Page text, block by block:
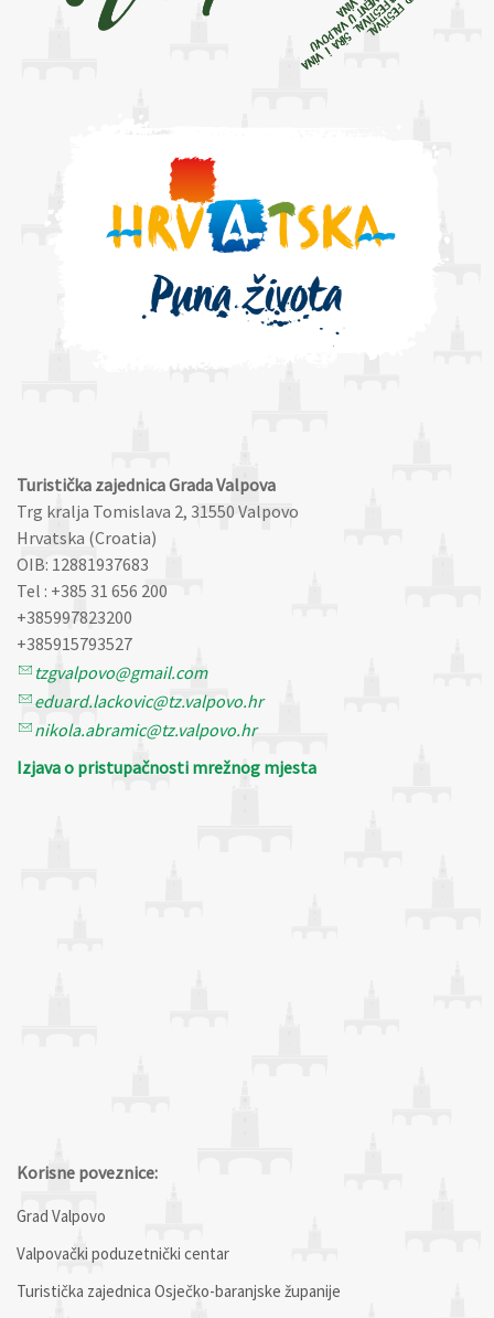
Turistička zajednica Grada Valpova
Trg kralja Tomislava 2, 31550 Valpovo
Hrvatska (Croatia)
OIB: 12881937683
Tel : +385 31 656 200
+385997823200
+385915793527
tzgvalpovo@gmail.com
eduard.lackovic@tz.valpovo.hr
nikola.abramic@tz.valpovo.hr
Izjava o pristupačnosti mrežnog mjesta
Korisne poveznice:
Grad Valpovo
Valpovački poduzetnički centar
Turistička zajednica Osječko-baranjske županije